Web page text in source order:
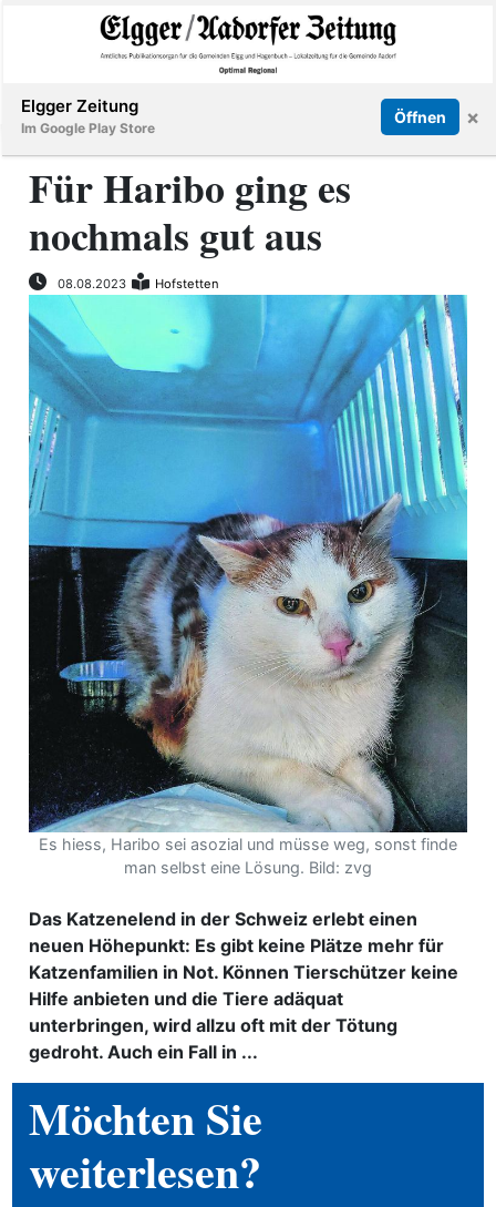
Aadorf
Hagenbuch
E-
Paper
Region
Abonnieren Online Anmelden Anmelden
Für Haribo ging es
nochmals gut aus
08.08.2023 Hofstetten
Es hiess, Haribo sei asozial und müsse weg, sonst finde
man selbst eine Lösung. Bild: zvg
Das Katzenelend in der Schweiz erlebt einen
neuen Höhepunkt: Es gibt keine Plätze mehr für
Katzenfamilien in Not. Können Tierschützer keine
Hilfe anbieten und die Tiere adäquat
unterbringen, wird allzu oft mit der Tötung
gedroht. Auch ein Fall in ...
Möchten Sie
weiterlesen?
Elgger Zeitung
Im Google Play Store
Öffnen ×